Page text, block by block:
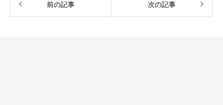
前の記事 次の記事